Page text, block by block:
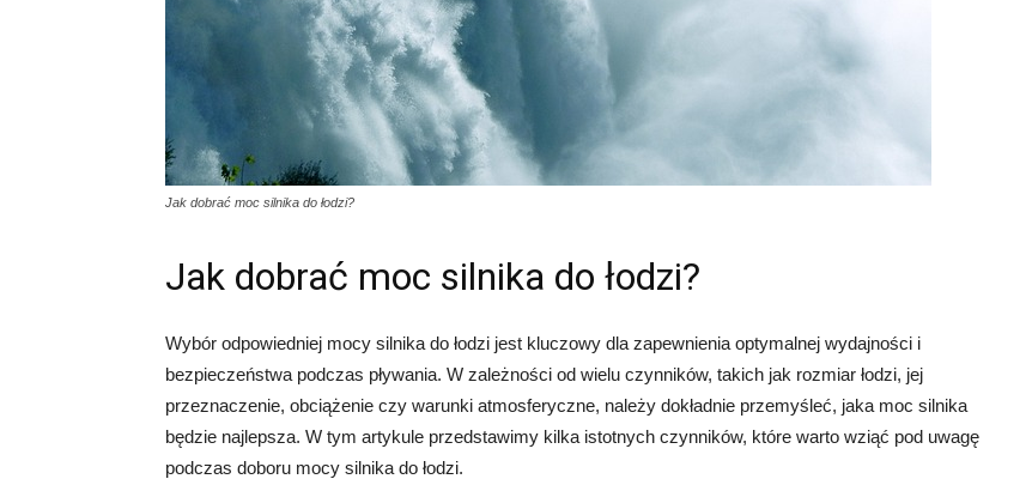
Jak dobrać moc silnika do łodzi?
Jak dobrać moc silnika do łodzi?
Wybór odpowiedniej mocy silnika do łodzi jest kluczowy dla zapewnienia optymalnej wydajności i
bezpieczeństwa podczas pływania. W zależności od wielu czynników, takich jak rozmiar łodzi, jej
przeznaczenie, obciążenie czy warunki atmosferyczne, należy dokładnie przemyśleć, jaka moc silnika
będzie najlepsza. W tym artykule przedstawimy kilka istotnych czynników, które warto wziąć pod uwagę
podczas doboru mocy silnika do łodzi.